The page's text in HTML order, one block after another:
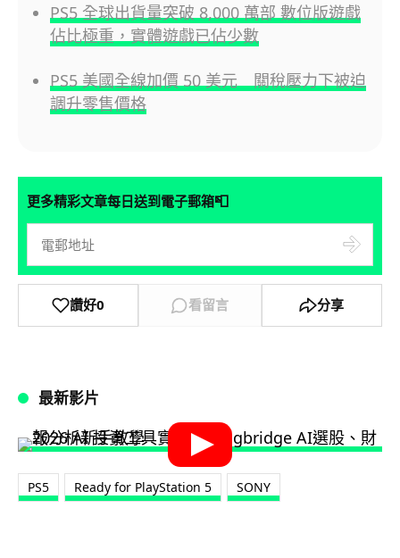
PS5 全球出貨量突破 8,000 萬部 數位版遊戲
佔比極重，實體遊戲已佔少數
PS5 美國全線加價 50 美元 關稅壓力下被迫
調升零售價格
更多精彩文章每日送到電子郵箱📮
讚好0 看留言 分享
最新影片
PS5 Ready for PlayStation 5 SONY